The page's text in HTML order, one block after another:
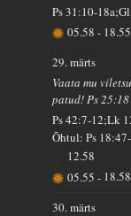
Ps 31:10-
05.58- 18.55
29. märts
Vaata mu
patud! Ps 25:18
Ps 42:7-12;Lk
Õhtul: Ps
12.58
05.55- 18.58
30. märts